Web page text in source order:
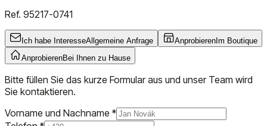
Ref. 95217-0741
Ich habe InteresseAllgemeine Anfrage Anprobieren Im Boutique
AnprobierenBei Ihnen zu Hause
Bitte füllen Sie das kurze Formular aus und unser Team wird
Sie kontaktieren.
Vorname und Nachname *